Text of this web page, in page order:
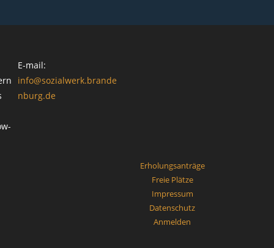
E-mail:
info@sozialwerk.brande
nburg.de
Erholungsanträge
Freie Plätze
Impressum
Datenschutz
Anmelden